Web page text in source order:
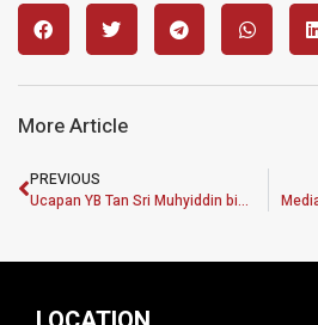
More Article
PREVIOUS
Ucapan YB Tan Sri Muhyiddin bin Haji Md Yassin